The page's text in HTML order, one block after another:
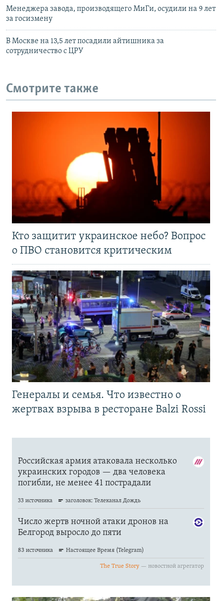
Менеджера завода, производящего МиГи, осудили на 9 лет
за госизмену
В Москве на 13,5 лет посадили айтишника за
сотрудничество с ЦРУ
Смотрите также
Кто защитит украинское небо? Вопрос
о ПВО становится критическим
Генералы и семья. Что известно о
жертвах взрыва в ресторане Balzi Rossi